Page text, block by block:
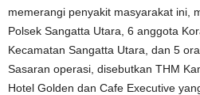
memerangi penyakit masyarakat ini,
Polsek Sangatta Utara, 6 anggota
Kecamatan Sangatta Utara, dan 5
Sasaran operasi, disebutkan THM
Hotel Golden dan Cafe Executive